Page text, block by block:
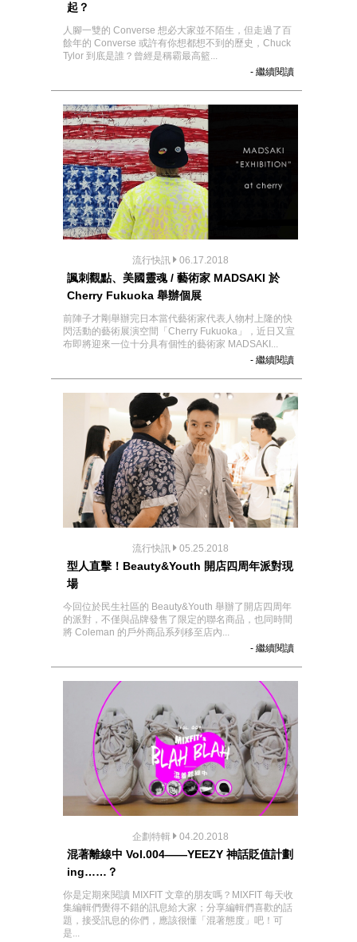
起？
人腳一雙的 Converse 想必大家並不陌生，但走過了百
餘年的 Converse 或許有你想都想不到的歷史，Chuck
Tylor 到底是誰？曾經是稱霸最高籃...
- 繼續閱讀
流行快訊 06.17.2018
諷刺觀點、美國靈魂 / 藝術家 MADSAKI 於
Cherry Fukuoka 舉辦個展
前陣子才剛舉辦完日本當代藝術家代表人物村上隆的快
閃活動的藝術展演空間「Cherry Fukuoka」，近日又宣
布即將迎來一位十分具有個性的藝術家 MADSAKI...
- 繼續閱讀
流行快訊 05.25.2018
型人直擊！Beauty&Youth 開店四周年派對現
場
今回位於民生社區的 Beauty&Youth 舉辦了開店四周年
的派對，不僅與品牌發售了限定的聯名商品，也同時間
將 Coleman 的戶外商品系列移至店內...
- 繼續閱讀
企劃特輯 04.20.2018
混著離線中 Vol.004——YEEZY 神話貶值計劃
ing……？
你是定期來閱讀 MIXFIT 文章的朋友嗎？MIXFIT 每天收
集編輯們覺得不錯的訊息給大家；分享編輯們喜歡的話
題，接受訊息的你們，應該很懂「混著態度」吧！可
是...